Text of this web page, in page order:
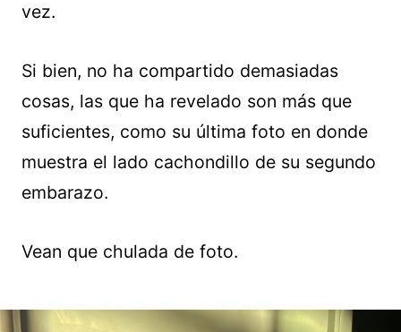
vez.
Si bien, no ha compartido demasiadas
cosas, las que ha revelado son más que
suficientes, como su última foto en donde
muestra el lado cachondillo de su segundo
embarazo.
Vean que chulada de foto.